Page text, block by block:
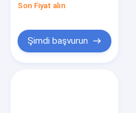
Son Fiyat alın
Şimdi başvurun